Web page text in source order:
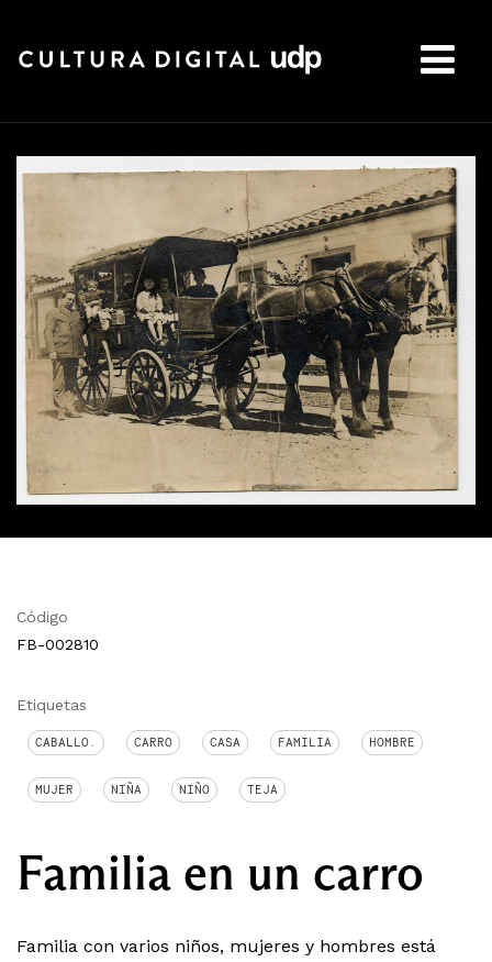
Código
FB-002810
Etiquetas
CABALLO. CARRO CASA FAMILIA HOMBRE
MUJER NIÑA NIÑO TEJA
Familia en un carro
Familia con varios niños, mujeres y hombres está